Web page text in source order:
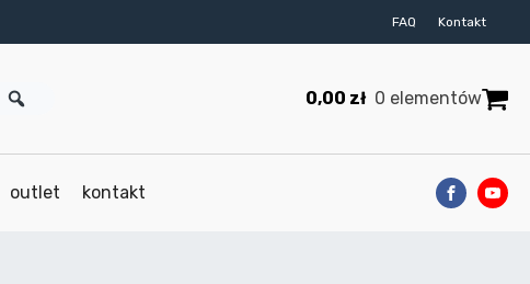
FAQ Kontakt
0,00 zł 0 elementów
outlet kontakt